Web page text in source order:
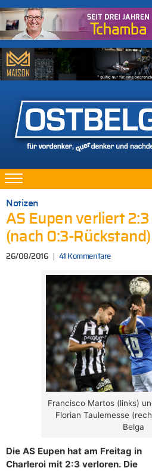
Notizen
AS Eupen verliert
(nach 0:3-Rückstand)
26/08/2016 41 Kommentare
Francisco Martos (links)
Florian Taulemesse
Belga
Die AS Eupen hat am Freitag in
Charleroi mit 2:3 verloren. Die